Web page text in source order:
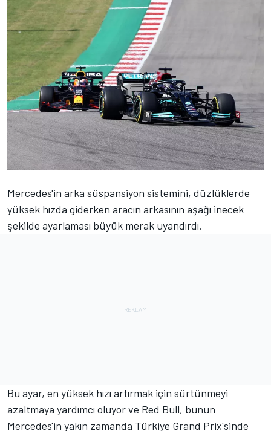
Mercedes'in arka süspansiyon sistemini, düzlüklerde
yüksek hızda giderken aracın arkasının aşağı inecek
şekilde ayarlaması büyük merak uyandırdı.
Bu ayar, en yüksek hızı artırmak için sürtünmeyi
azaltmaya yardımcı oluyor ve Red Bull, bunun
Mercedes'in yakın zamanda Türkiye Grand Prix'sinde